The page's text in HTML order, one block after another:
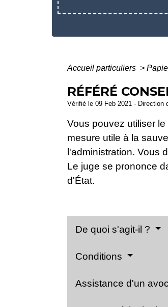
Accueil particuliers >
RÉFÉRÉ
Vérifié le 09 Feb 2021 - Direction
Vous pouvez utiliser
mesure utile à la
l'administration. Vous
Le juge se prononce
d'État.
De quoi s'agit-il ?
Conditions
Assistance d'un